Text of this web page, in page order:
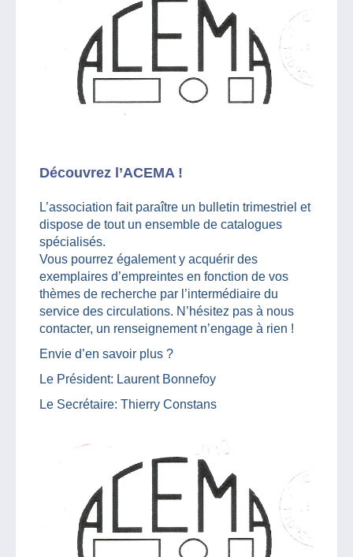
Découvrez l’ACEMA !
L’association fait paraître un bulletin trimestriel et
dispose de tout un ensemble de catalogues
spécialisés.
Vous pourrez également y acquérir des
exemplaires d’empreintes en fonction de vos
thèmes de recherche par l’intermédiaire du
service des circulations. N’hésitez pas à nous
contacter, un renseignement n’engage à rien !
Envie d’en savoir plus ?
Le Président: Laurent Bonnefoy
Le Secrétaire: Thierry Constans